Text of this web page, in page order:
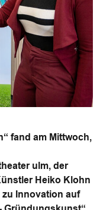
fand am Mittwoch,
ulm, der
Heiko Klohn
zu Innovation auf